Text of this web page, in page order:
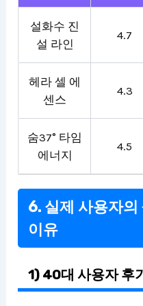
설화수 진
설 라인
4.7
헤라 셀 에
센스
4.3
숨37° 타임
에너지
4.5
6. 실제 사용자
이유
1) 40대 사용자 후기